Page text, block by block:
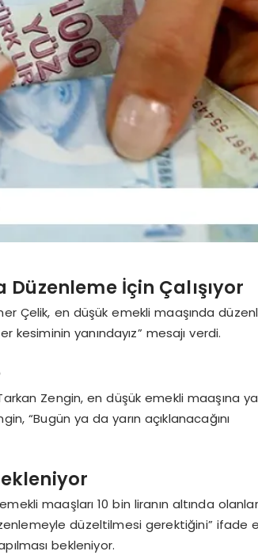
Düzenleme İçin Çalışıyor
Çelik, en düşük emekli maaşında
yanındayız” mesajı verdi.
Zengin, en düşük emekli maaşına
“Bugün ya da yarın açıklanacağını
maaşları 10 bin liranın altında
düzeltilmesi gerektiğini” ifade
bekleniyor.